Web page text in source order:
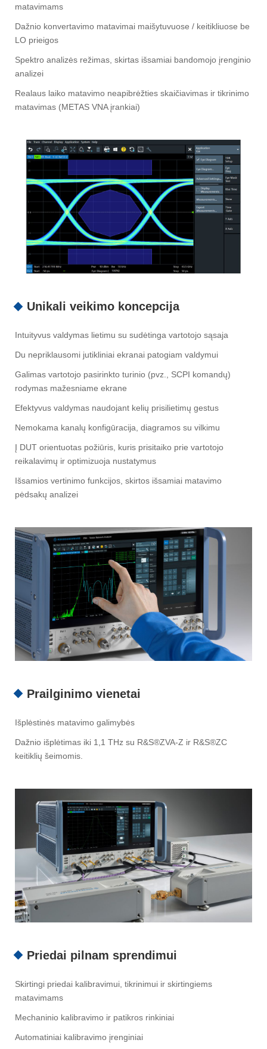
matavimams
Dažnio konvertavimo matavimai maišytuvuose / keitikliuose be
LO prieigos
Spektro analizės režimas, skirtas išsamiai bandomojo įrenginio
analizei
Realaus laiko matavimo neapibrėžties skaičiavimas ir tikrinimo
matavimas (METAS VNA įrankiai)
Unikali veikimo koncepcija
Intuityvus valdymas lietimu su sudėtinga vartotojo sąsaja
Du nepriklausomi jutikliniai ekranai patogiam valdymui
Galimas vartotojo pasirinkto turinio (pvz., SCPI komandų)
rodymas mažesniame ekrane
Efektyvus valdymas naudojant kelių prisilietimų gestus
Nemokama kanalų konfigūracija, diagramos su vilkimu
Į DUT orientuotas požiūris, kuris prisitaiko prie vartotojo
reikalavimų ir optimizuoja nustatymus
Išsamios vertinimo funkcijos, skirtos išsamiai matavimo
pėdsakų analizei
Prailginimo vienetai
Išplėstinės matavimo galimybės
Dažnio išplėtimas iki 1,1 THz su R&S®ZVA-Z ir R&S®ZC
keitiklių šeimomis.
Priedai pilnam sprendimui
Skirtingi priedai kalibravimui, tikrinimui ir skirtingiems
matavimams
Mechaninio kalibravimo ir patikros rinkiniai
Automatiniai kalibravimo įrenginiai